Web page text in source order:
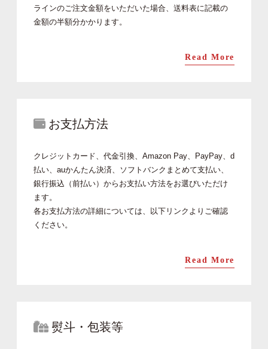
ラインのご注文金額をいただいた場合、送料表に記載の
金額の半額分かかります。
Read More
お支払方法
クレジットカード、代金引換、Amazon Pay、PayPay、d
払い、auかんたん決済、ソフトバンクまとめて支払い、
銀行振込（前払い）からお支払い方法をお選びいただけ
ます。
各お支払方法の詳細については、以下リンクよりご確認
ください。
Read More
熨斗・包装等